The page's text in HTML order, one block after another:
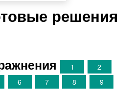
решения
1
2
6 7 8
9